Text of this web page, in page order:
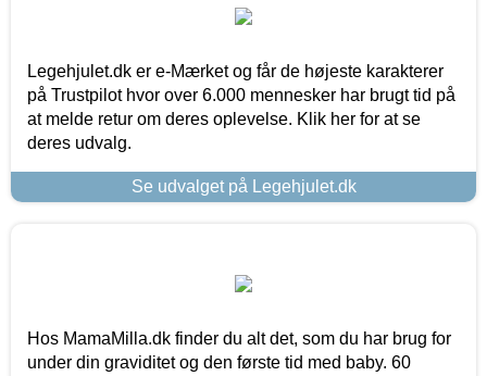
Legehjulet.dk er e-Mærket og får de højeste karakterer
på Trustpilot hvor over 6.000 mennesker har brugt tid på
at melde retur om deres oplevelse. Klik her for at se
deres udvalg.
Se udvalget på Legehjulet.dk
Hos MamaMilla.dk finder du alt det, som du har brug for
under din graviditet og den første tid med baby. 60